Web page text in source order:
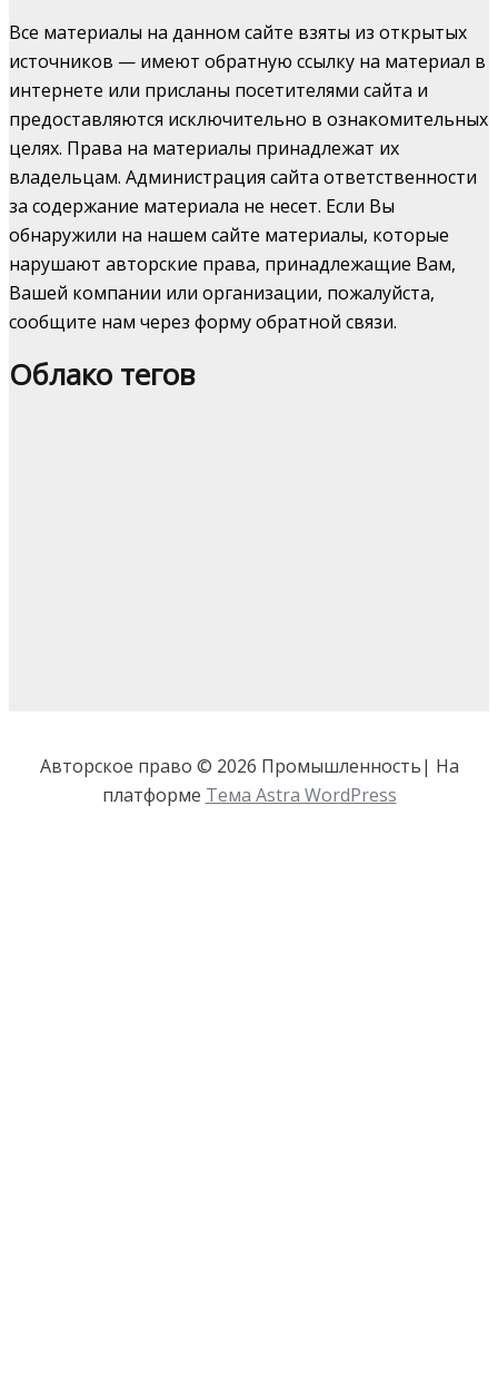
Все материалы на данном сайте взяты из открытых
источников — имеют обратную ссылку на материал в
интернете или присланы посетителями сайта и
предоставляются исключительно в ознакомительных
целях. Права на материалы принадлежат их
владельцам. Администрация сайта ответственности
за содержание материала не несет. Если Вы
обнаружили на нашем сайте материалы, которые
нарушают авторские права, принадлежащие Вам,
Вашей компании или организации, пожалуйста,
сообщите нам через форму обратной связи.
Облако тегов
Авторское право © 2026 Промышленность| На
платформе Тема Astra WordPress